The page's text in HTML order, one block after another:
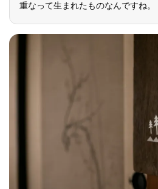
重なって生まれたものなんですね。